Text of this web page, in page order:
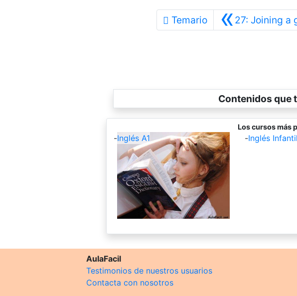
Temario «27: Joining a
Contenidos que
Los cursos más
-Inglés A1 -Inglés
AulaFacil
Testimonios de nuestros usuarios
Contacta con nosotros